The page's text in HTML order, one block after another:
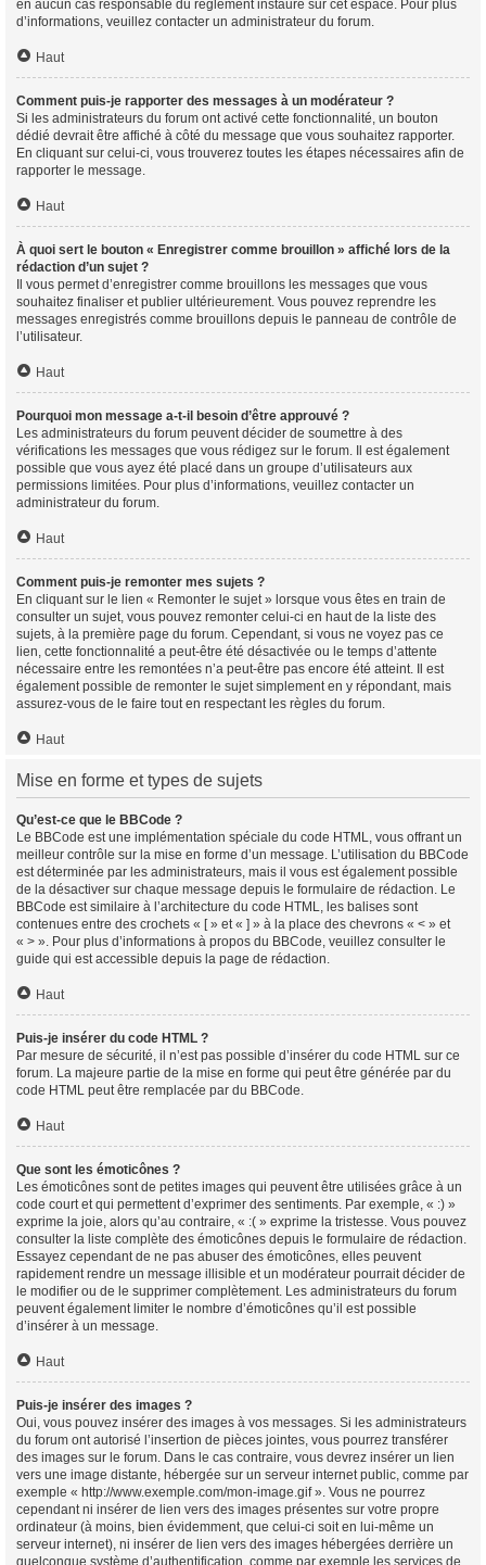
en aucun cas responsable du règlement instauré sur cet espace. Pour plus
d’informations, veuillez contacter un administrateur du forum.
Haut
Comment puis-je rapporter des messages à un modérateur ?
Si les administrateurs du forum ont activé cette fonctionnalité, un bouton
dédié devrait être affiché à côté du message que vous souhaitez rapporter.
En cliquant sur celui-ci, vous trouverez toutes les étapes nécessaires afin de
rapporter le message.
Haut
À quoi sert le bouton « Enregistrer comme brouillon » affiché lors de la
rédaction d’un sujet ?
Il vous permet d’enregistrer comme brouillons les messages que vous
souhaitez finaliser et publier ultérieurement. Vous pouvez reprendre les
messages enregistrés comme brouillons depuis le panneau de contrôle de
l’utilisateur.
Haut
Pourquoi mon message a-t-il besoin d’être approuvé ?
Les administrateurs du forum peuvent décider de soumettre à des
vérifications les messages que vous rédigez sur le forum. Il est également
possible que vous ayez été placé dans un groupe d’utilisateurs aux
permissions limitées. Pour plus d’informations, veuillez contacter un
administrateur du forum.
Haut
Comment puis-je remonter mes sujets ?
En cliquant sur le lien « Remonter le sujet » lorsque vous êtes en train de
consulter un sujet, vous pouvez remonter celui-ci en haut de la liste des
sujets, à la première page du forum. Cependant, si vous ne voyez pas ce
lien, cette fonctionnalité a peut-être été désactivée ou le temps d’attente
nécessaire entre les remontées n’a peut-être pas encore été atteint. Il est
également possible de remonter le sujet simplement en y répondant, mais
assurez-vous de le faire tout en respectant les règles du forum.
Haut
Mise en forme et types de sujets
Qu’est-ce que le BBCode ?
Le BBCode est une implémentation spéciale du code HTML, vous offrant un
meilleur contrôle sur la mise en forme d’un message. L’utilisation du BBCode
est déterminée par les administrateurs, mais il vous est également possible
de la désactiver sur chaque message depuis le formulaire de rédaction. Le
BBCode est similaire à l’architecture du code HTML, les balises sont
contenues entre des crochets « [ » et « ] » à la place des chevrons « < » et
« > ». Pour plus d’informations à propos du BBCode, veuillez consulter le
guide qui est accessible depuis la page de rédaction.
Haut
Puis-je insérer du code HTML ?
Par mesure de sécurité, il n’est pas possible d’insérer du code HTML sur ce
forum. La majeure partie de la mise en forme qui peut être générée par du
code HTML peut être remplacée par du BBCode.
Haut
Que sont les émoticônes ?
Les émoticônes sont de petites images qui peuvent être utilisées grâce à un
code court et qui permettent d’exprimer des sentiments. Par exemple, « :) »
exprime la joie, alors qu’au contraire, « :( » exprime la tristesse. Vous pouvez
consulter la liste complète des émoticônes depuis le formulaire de rédaction.
Essayez cependant de ne pas abuser des émoticônes, elles peuvent
rapidement rendre un message illisible et un modérateur pourrait décider de
le modifier ou de le supprimer complètement. Les administrateurs du forum
peuvent également limiter le nombre d’émoticônes qu’il est possible
d’insérer à un message.
Haut
Puis-je insérer des images ?
Oui, vous pouvez insérer des images à vos messages. Si les administrateurs
du forum ont autorisé l’insertion de pièces jointes, vous pourrez transférer
des images sur le forum. Dans le cas contraire, vous devrez insérer un lien
vers une image distante, hébergée sur un serveur internet public, comme par
exemple « http://www.exemple.com/mon-image.gif ». Vous ne pourrez
cependant ni insérer de lien vers des images présentes sur votre propre
ordinateur (à moins, bien évidemment, que celui-ci soit en lui-même un
serveur internet), ni insérer de lien vers des images hébergées derrière un
quelconque système d’authentification, comme par exemple les services de